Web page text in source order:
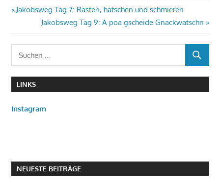
Beitragsnavigation
Vorheriger
Jakobsweg Tag 7: Rasten, hatschen und schmieren
Nächster
Beitrag:
Jakobsweg Tag 9: A poa gscheide Gnackwatschn
SUCHEN
LINKS
Instagram
NEUESTE BEITRÄGE